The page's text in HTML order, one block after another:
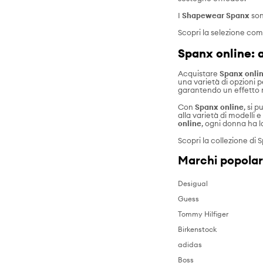
IShapewear Spanx
Scopri la selezione
Spanx online:
AcquistareSpanx
una varietà di opzioni
garantendo un effetto
ConSpanx online, si
alla varietà di modelli
online, ogni donna ha
Scopri la collezione di
Marchi
Desigual
Guess
Tommy Hilfiger
Birkenstock
adidas
Boss